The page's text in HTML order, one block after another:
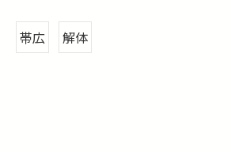
帯広 解体